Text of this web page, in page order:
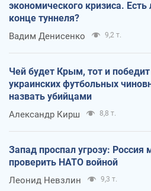
экономического кризиса. Есть
конце туннеля?
Вадим Денисенко 9,2 т.
Чей будет Крым, тот и
украинских футбольных
назвать убийцами
Александр Кирш 8,8 т.
Запад проспал угрозу: Россия
проверить НАТО войной
Леонид Невзлин 9,3 т.